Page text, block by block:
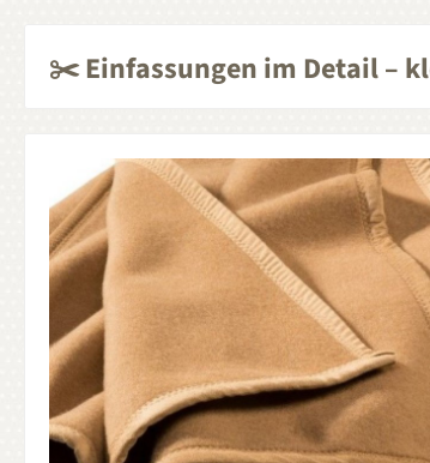
✂️ Einfassungen im Detail –